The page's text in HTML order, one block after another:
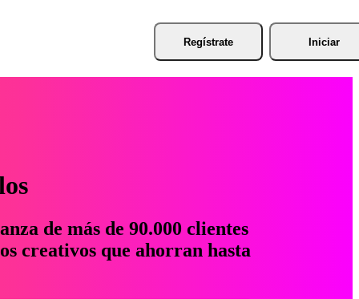
Regístrate Iniciar
de más de 90.000 clientes
creativos que ahorran hasta